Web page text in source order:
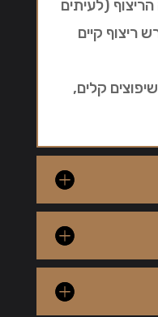
(לעיתים
ריצוף קיים
קלים,